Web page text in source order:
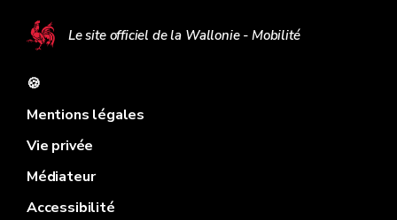
Le site officiel de la Wallonie - Mobilité
🍪
Mentions légales
Vie privée
Médiateur
Accessibilité